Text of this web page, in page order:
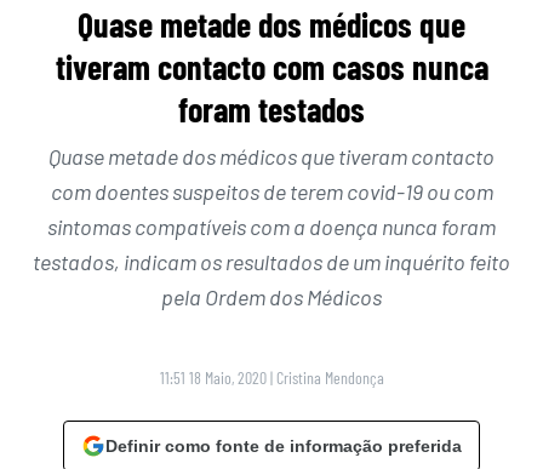
Quase metade dos médicos que
tiveram contacto com casos nunca
foram testados
Quase metade dos médicos que tiveram contacto
com doentes suspeitos de terem covid-19 ou com
sintomas compatíveis com a doença nunca foram
testados, indicam os resultados de um inquérito feito
pela Ordem dos Médicos
11:51 18 Maio, 2020 | Cristina Mendonça
Definir como fonte de informação preferida